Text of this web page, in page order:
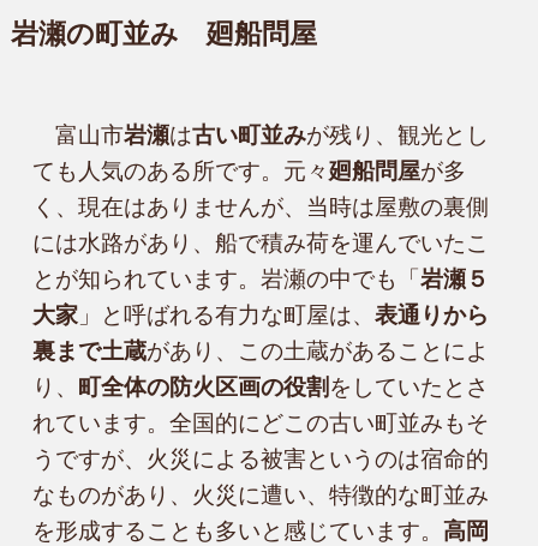
岩瀬の町並み 廻船問屋
富山市岩瀬は古い町並みが残り、観光とし
ても人気のある所です。元々廻船問屋が多
く、現在はありませんが、当時は屋敷の裏側
には水路があり、船で積み荷を運んでいたこ
とが知られています。岩瀬の中でも「岩瀬５
大家 」と呼ばれる有力な町屋は、表通りから
裏まで土蔵があり、この土蔵があることによ
り、 町全体の防火区画の役割 をしていたとさ
れています。全国的にどこの古い町並みもそ
うですが、火災による被害というのは宿命的
なものがあり、火災に遭い、特徴的な町並み
を形成することも多いと感じています。高岡